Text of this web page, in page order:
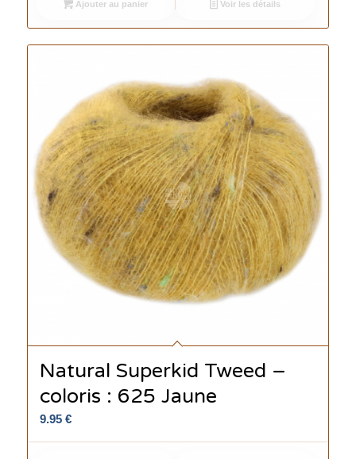
Ajouter au panier Voir les détails
Natural Superkid Tweed –
coloris : 625 Jaune
9.95 €